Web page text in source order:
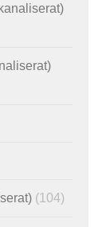
(104)